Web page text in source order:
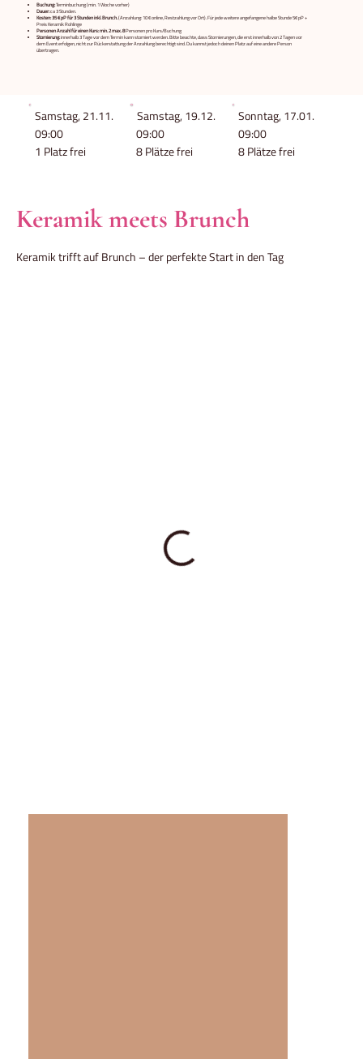
Buchung:Terminbuchung (min. 1 Woche vorher)
Dauer:ca 3 Stunden.
Kosten:35 € pP für 3 Stunden inkl. Brunch. (Anzahlung: 10 € online, Restzahlung vor Ort). Für jede weitere angefangene halbe Stunde 5€ pP +
Preis Keramik Rohlinge
Personen Anzahl für einen Kurs: min. 2 max. 8Personen pro Kurs/Buchung
Stornierung:innerhalb 3 Tage vor dem Termin kann storniert werden. Bitte beachte, dass Stornierungen, die erst innerhalb von 2 Tagen vor
dem Event erfolgen, nicht zur Rückerstattung der Anzahlung berechtigt sind. Du kannst jedoch deinen Platz auf eine andere Person
übertragen.
Samstag, 21.11.
09:00
1 Platz frei
Samstag, 19.12.
09:00
8 Plätze frei
Sonntag, 17.01.
09:00
8 Plätze frei
Keramik meets Brunch
Keramik trifft auf Brunch – der perfekte Start in den Tag